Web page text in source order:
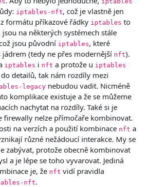
iptables-nft, což je vlastně jen
formátu příkazové řádky iptables to
jsou na některých systémech stále
jsou původní iptables, které
(tedy ne přes modernější nft).
iptables i nft a protože u iptables
detailů, tak nám rozdíly mezi
legacy nebudou vadit. Nicméně
komplikace existuje a že se můžeme
nachytat na rozdíly. Také si je
firewally nelze přímočaře kombinovat.
na verzích a použití kombinace nft a
různé nežádoucí interakce. My se
zabývat, protože obecně kombinovat
a je lépe se toho vyvarovat. Jediná
je, že nft vidí pravidla
nft.